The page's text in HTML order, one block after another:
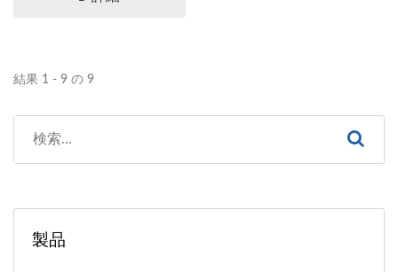
結果 1 - 9 の 9
製品